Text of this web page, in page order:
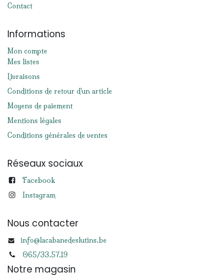
Contact
Informations
Mon compte
Mes listes
Livraisons
Conditions de retour d'un article
Moyens de paiement
Mentions légales
Conditions générales de ventes
Réseaux sociaux
Facebook
Instagram
Nous contacter
info@lacabanedeslutins.be
065/33.57.19
Notre magasin